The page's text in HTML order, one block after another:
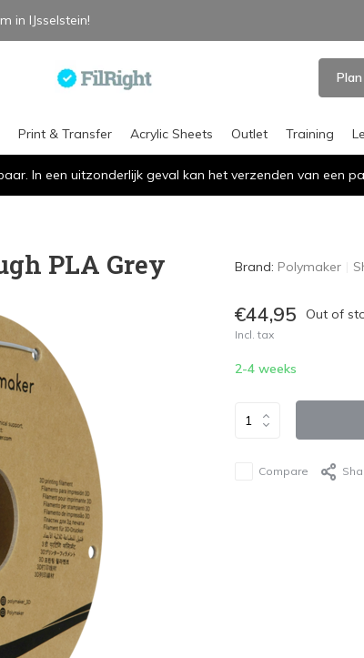
in IJsselstein!
Print & Transfer Acrylic Sheets Outlet Training
In een uitzonderlijk geval kan het verzenden van een
PLA Grey Brand: Polymaker
€44,95 Out of
Incl. tax
2-4 weeks
Compare